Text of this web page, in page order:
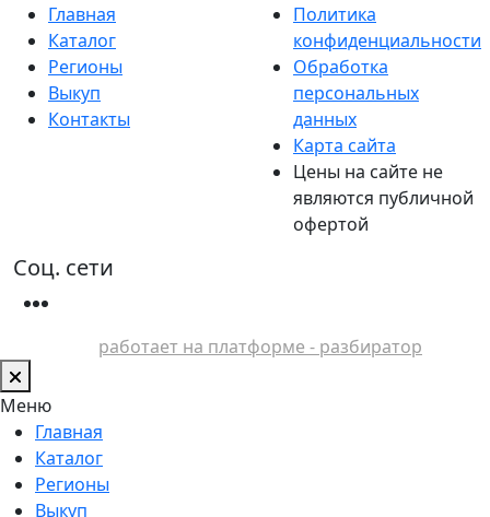
Главная
Каталог
Регионы
Выкуп
Контакты
Политика
конфиденциальности
Обработка
персональных
данных
Карта сайта
Цены на сайте не
являются публичной
офертой
Соц. сети
работает на платформе - разбиратор
Меню
Главная
Каталог
Регионы
Выкуп